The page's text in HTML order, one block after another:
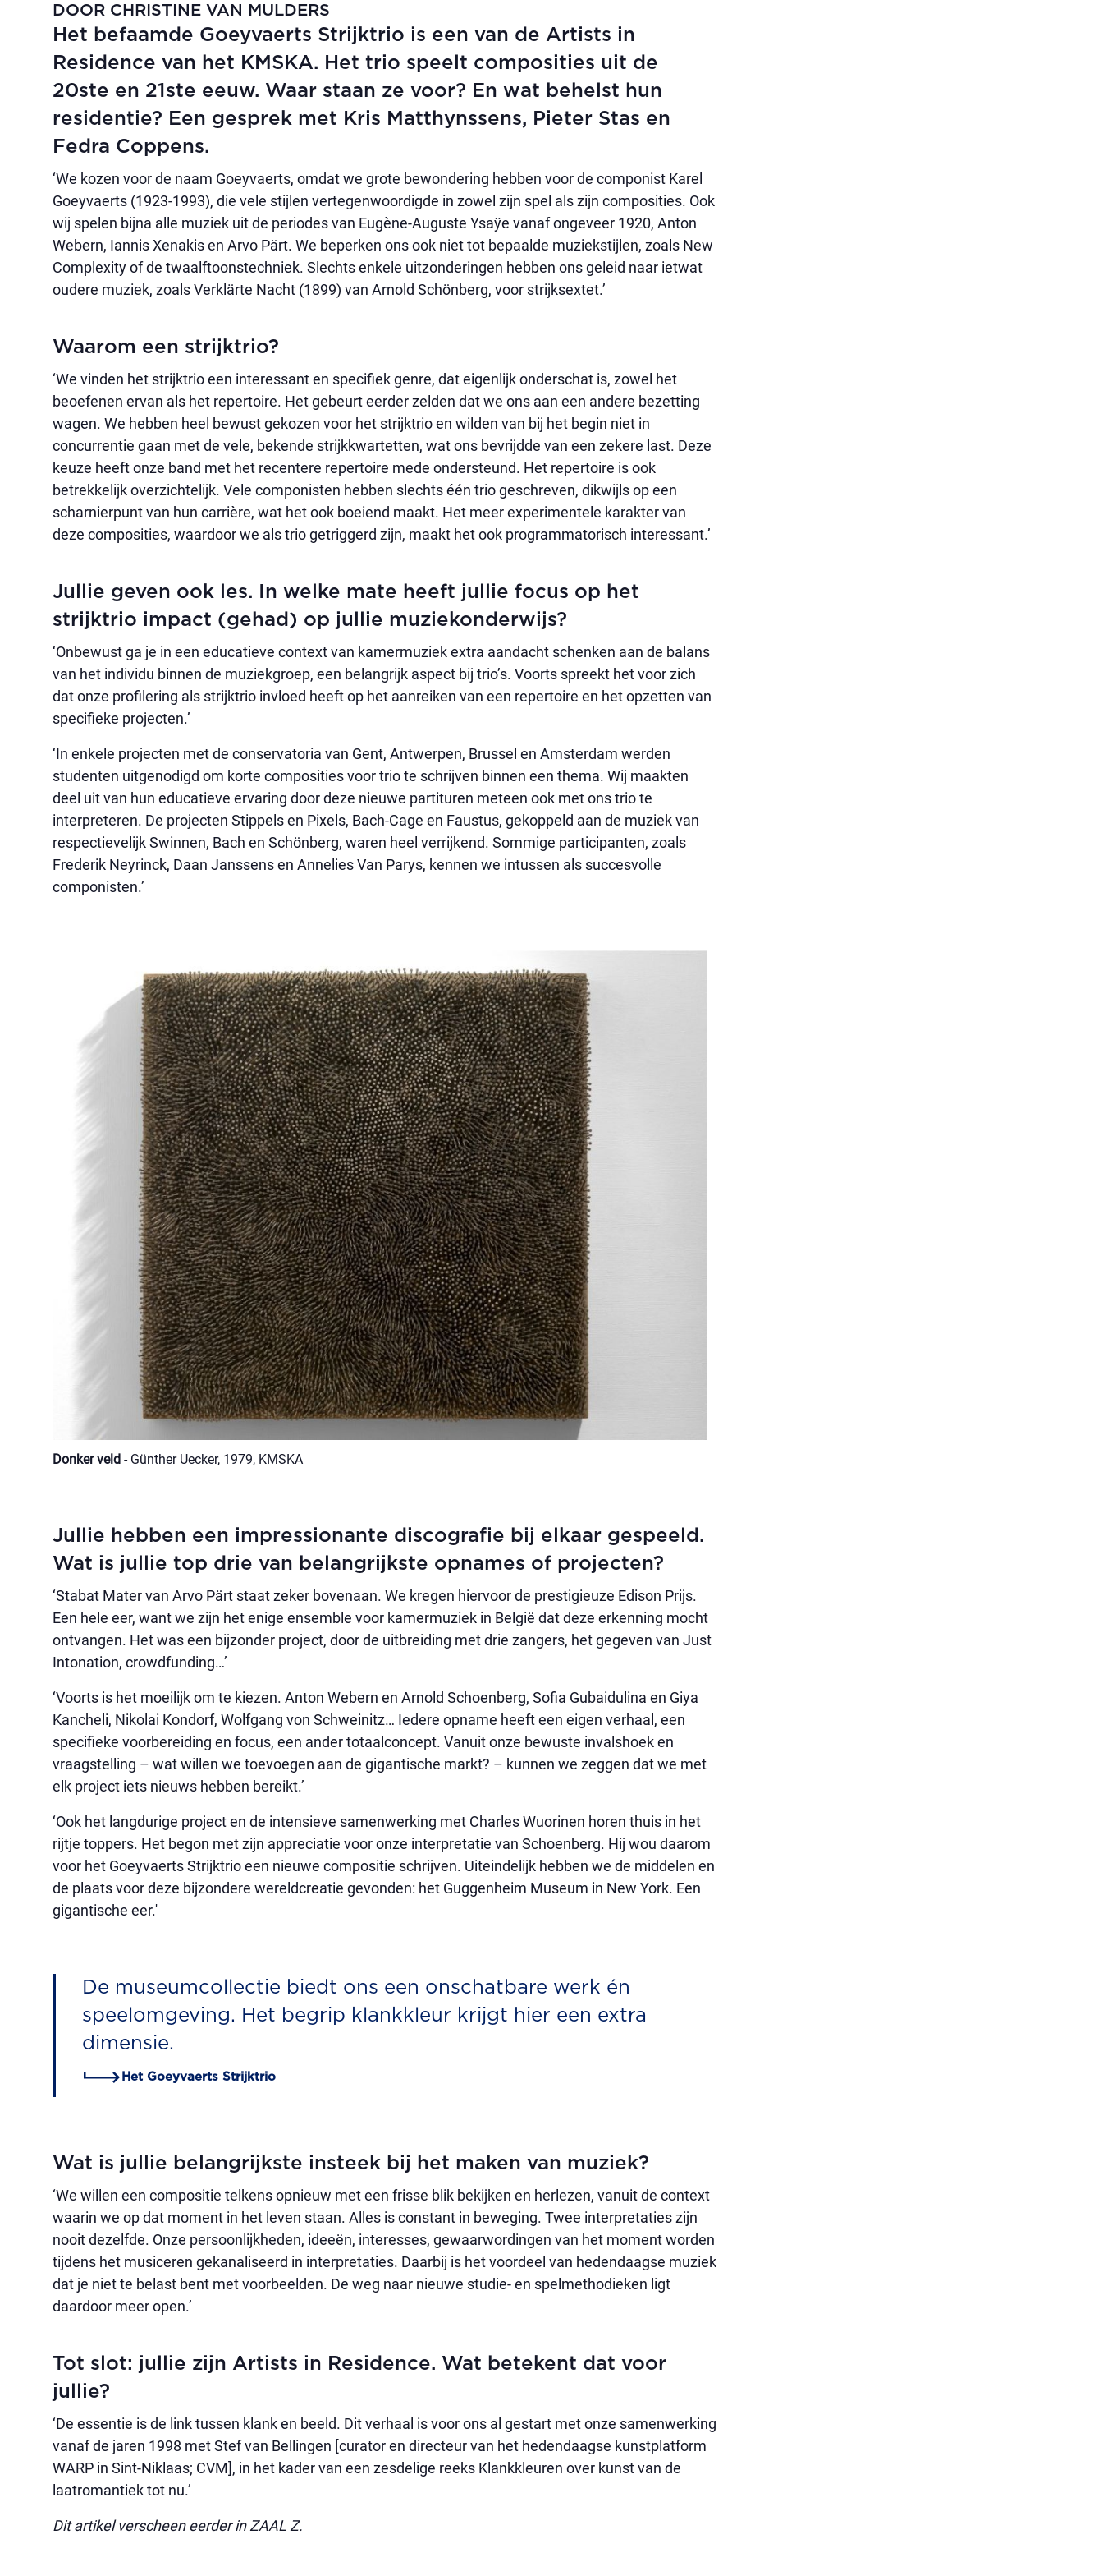
DOOR CHRISTINE VAN MULDERS
Het befaamde Goeyvaerts Strijktrio is een van de Artists in
Residence van het KMSKA. Het trio speelt composities uit de
20ste en 21ste eeuw. Waar staan ze voor? En wat behelst hun
residentie? Een gesprek met Kris Matthynssens, Pieter Stas en
Fedra Coppens.
‘We kozen voor de naam Goeyvaerts, omdat we grote bewondering hebben voor de componist Karel
Goeyvaerts (1923-1993), die vele stijlen vertegenwoordigde in zowel zijn spel als zijn composities. Ook
wij spelen bijna alle muziek uit de periodes van Eugène-Auguste Ysaÿe vanaf ongeveer 1920, Anton
Webern, Iannis Xenakis en Arvo Pärt. We beperken ons ook niet tot bepaalde muziekstijlen, zoals New
Complexity of de twaalftoonstechniek. Slechts enkele uitzonderingen hebben ons geleid naar ietwat
oudere muziek, zoals Verklärte Nacht (1899) van Arnold Schönberg, voor strijksextet.’
Waarom een strijktrio?
‘We vinden het strijktrio een interessant en specifiek genre, dat eigenlijk onderschat is, zowel het
beoefenen ervan als het repertoire. Het gebeurt eerder zelden dat we ons aan een andere bezetting
wagen. We hebben heel bewust gekozen voor het strijktrio en wilden van bij het begin niet in
concurrentie gaan met de vele, bekende strijkkwartetten, wat ons bevrijdde van een zekere last. Deze
keuze heeft onze band met het recentere repertoire mede ondersteund. Het repertoire is ook
betrekkelijk overzichtelijk. Vele componisten hebben slechts één trio geschreven, dikwijls op een
scharnierpunt van hun carrière, wat het ook boeiend maakt. Het meer experimentele karakter van
deze composities, waardoor we als trio getriggerd zijn, maakt het ook programmatorisch interessant.’
Jullie geven ook les. In welke mate heeft jullie focus op het
strijktrio impact (gehad) op jullie muziekonderwijs?
‘Onbewust ga je in een educatieve context van kamermuziek extra aandacht schenken aan de balans
van het individu binnen de muziekgroep, een belangrijk aspect bij trio’s. Voorts spreekt het voor zich
dat onze profilering als strijktrio invloed heeft op het aanreiken van een repertoire en het opzetten van
specifieke projecten.’
‘In enkele projecten met de conservatoria van Gent, Antwerpen, Brussel en Amsterdam werden
studenten uitgenodigd om korte composities voor trio te schrijven binnen een thema. Wij maakten
deel uit van hun educatieve ervaring door deze nieuwe partituren meteen ook met ons trio te
interpreteren. De projecten Stippels en Pixels, Bach-Cage en Faustus, gekoppeld aan de muziek van
respectievelijk Swinnen, Bach en Schönberg, waren heel verrijkend. Sommige participanten, zoals
Frederik Neyrinck, Daan Janssens en Annelies Van Parys, kennen we intussen als succesvolle
componisten.’
Donker veld - Günther Uecker, 1979, KMSKA
Jullie hebben een impressionante discografie bij elkaar gespeeld.
Wat is jullie top drie van belangrijkste opnames of projecten?
‘Stabat Mater van Arvo Pärt staat zeker bovenaan. We kregen hiervoor de prestigieuze Edison Prijs.
Een hele eer, want we zijn het enige ensemble voor kamermuziek in België dat deze erkenning mocht
ontvangen. Het was een bijzonder project, door de uitbreiding met drie zangers, het gegeven van Just
Intonation, crowdfunding…’
‘Voorts is het moeilijk om te kiezen. Anton Webern en Arnold Schoenberg, Sofia Gubaidulina en Giya
Kancheli, Nikolai Kondorf, Wolfgang von Schweinitz… Iedere opname heeft een eigen verhaal, een
specifieke voorbereiding en focus, een ander totaalconcept. Vanuit onze bewuste invalshoek en
vraagstelling – wat willen we toevoegen aan de gigantische markt? – kunnen we zeggen dat we met
elk project iets nieuws hebben bereikt.’
‘Ook het langdurige project en de intensieve samenwerking met Charles Wuorinen horen thuis in het
rijtje toppers. Het begon met zijn appreciatie voor onze interpretatie van Schoenberg. Hij wou daarom
voor het Goeyvaerts Strijktrio een nieuwe compositie schrijven. Uiteindelijk hebben we de middelen en
de plaats voor deze bijzondere wereldcreatie gevonden: het Guggenheim Museum in New York. Een
gigantische eer.'
De museumcollectie biedt ons een onschatbare werk én
speelomgeving. Het begrip klankkleur krijgt hier een extra
dimensie.
Het Goeyvaerts Strijktrio
Wat is jullie belangrijkste insteek bij het maken van muziek?
‘We willen een compositie telkens opnieuw met een frisse blik bekijken en herlezen, vanuit de context
waarin we op dat moment in het leven staan. Alles is constant in beweging. Twee interpretaties zijn
nooit dezelfde. Onze persoonlijkheden, ideeën, interesses, gewaarwordingen van het moment worden
tijdens het musiceren gekanaliseerd in interpretaties. Daarbij is het voordeel van hedendaagse muziek
dat je niet te belast bent met voorbeelden. De weg naar nieuwe studie- en spelmethodieken ligt
daardoor meer open.’
Tot slot: jullie zijn Artists in Residence. Wat betekent dat voor
jullie?
‘De essentie is de link tussen klank en beeld. Dit verhaal is voor ons al gestart met onze samenwerking
vanaf de jaren 1998 met Stef van Bellingen [curator en directeur van het hedendaagse kunstplatform
WARP in Sint-Niklaas; CVM], in het kader van een zesdelige reeks Klankkleuren over kunst van de
laatromantiek tot nu.’
Dit artikel verscheen eerder in ZAAL Z.